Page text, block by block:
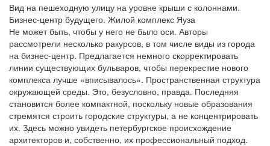
Вид на пешеходную улицу на уровне крыши с колоннами.
Бизнес-центр будущего. Жилой комплекс Яуза
Не может быть, чтобы у него не было оси. Авторы
рассмотрели несколько ракурсов, в том числе виды из города
на бизнес-центр. Предлагается немного скорректировать
линии существующих бульваров, чтобы перекрестие нового
комплекса лучше «вписывалось». Пространственная структура
окружающей среды. Это, безусловно, правда. Последняя
становится более компактной, поскольку новые образования
стремятся строить городские структуры, а не концентрировать
их. Здесь можно увидеть петербургское происхождение
архитекторов и, собственно, их профессиональный подход.